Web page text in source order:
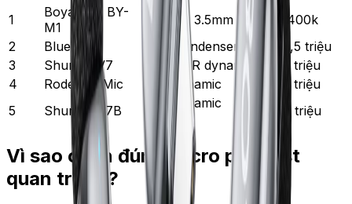
1
Boya Mini BY-
M1
Lavalier 3.5mm
250–400k
2
Blue Yeti USB condenser
2,5–3,5 triệu
3
Shure MV7 USB/XLR dynamic
6–7,5 triệu
4
Rode PodMic XLR dynamic
2,5–3 triệu
5
Shure SM7B
XLR dynamic
studio
10–12 triệu
Vì sao chọn đúng micro podcast
quan trọng?